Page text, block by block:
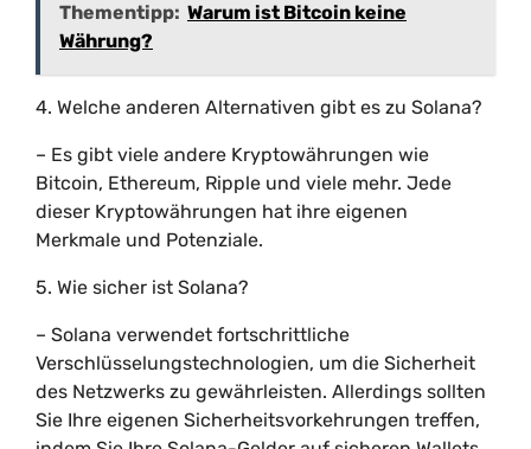
Thementipp: Warum ist Bitcoin keine
Währung?
4. Welche anderen Alternativen gibt es zu Solana?
– Es gibt viele andere Kryptowährungen wie
Bitcoin, Ethereum, Ripple und viele mehr. Jede
dieser Kryptowährungen hat ihre eigenen
Merkmale und Potenziale.
5. Wie sicher ist Solana?
– Solana verwendet fortschrittliche
Verschlüsselungstechnologien, um die Sicherheit
des Netzwerks zu gewährleisten. Allerdings sollten
Sie Ihre eigenen Sicherheitsvorkehrungen treffen,